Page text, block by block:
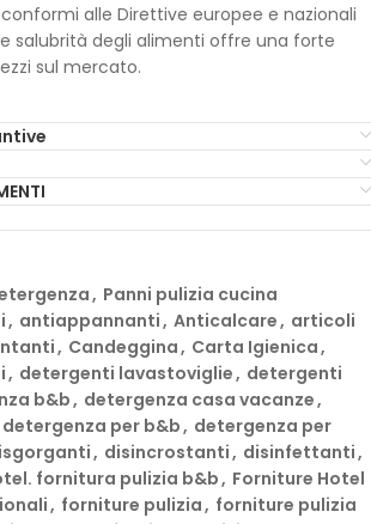
alle Direttive europee e nazionali
salubrità degli alimenti offre una forte
sul mercato.
, Panni pulizia cucina
, antiappannanti, Anticalcare, articoli
, Candeggina, Carta Igienica,
, detergenti lavastoviglie, detergenti
b&b, detergenza casa vacanze,
detergenza per b&b, detergenza per
, disincrostanti, disinfettanti,
fornitura pulizia b&b, Forniture Hotel
, forniture pulizia, forniture pulizia